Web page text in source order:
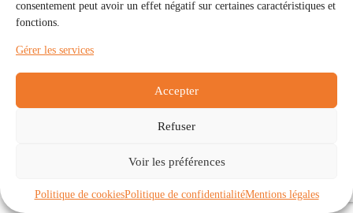
consentement peut avoir un effet négatif sur certaines caractéristiques et
fonctions.
Gérer les services
Accepter
Refuser
Voir les préférences
Politique de cookiesPolitique de confidentialitéMentions légales
Communautés
À propos
Politique de cookies (UE)